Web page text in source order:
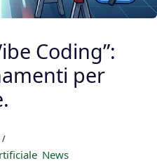
Coding”:
per
News